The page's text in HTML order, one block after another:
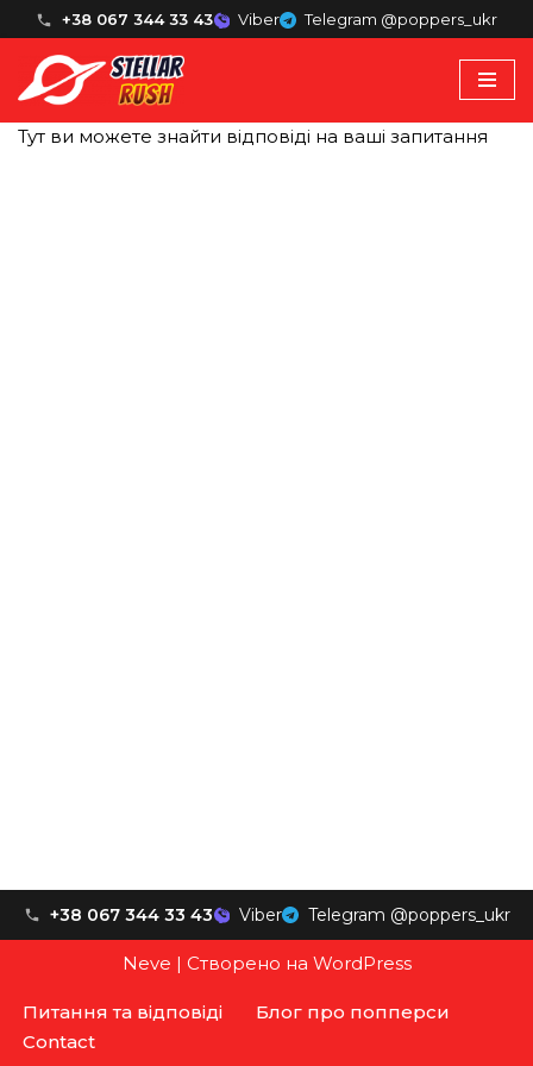
Перейти
до
вмісту
+38 067 344 33 43 Viber Telegram @poppers_ukr
Тут ви можете знайти відповіді на ваші запитання
+38 067 344 33 43 Viber Telegram @poppers_ukr
Neve | Створено на WordPress
Питання та відповіді
Блог про попперси
Contact